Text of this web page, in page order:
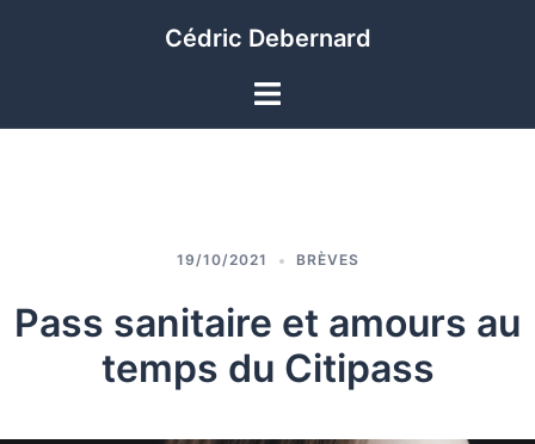
Cédric Debernard
Ouvrir/fermer
19/10/2021 BRÈVES
Pass sanitaire et amours au
temps du Citipass